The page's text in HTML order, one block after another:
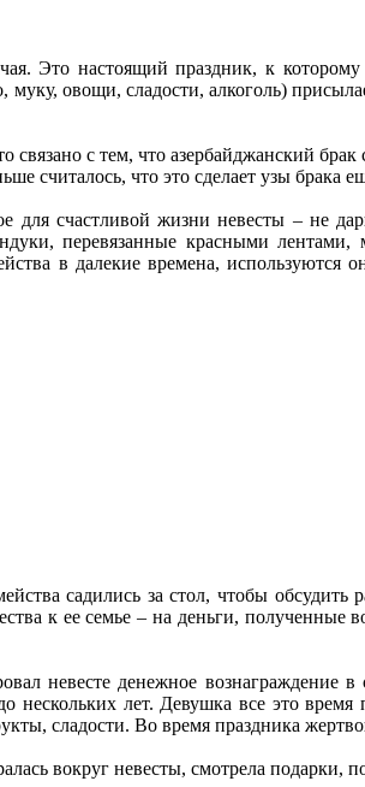
Это настоящий праздник, к
овощи, сладости, алкоголь)
с тем, что азербайджанский
считалось, что это сделает узы брака
для счастливой жизни невесты – не
перевязанные красными
в далекие времена,
садились за стол, чтобы
к ее семье – на деньги, полученные
невесте денежное вознаграждение
нескольких лет. Девушка все это
сладости. Во время праздника
вокруг невесты, смотрела подарки,